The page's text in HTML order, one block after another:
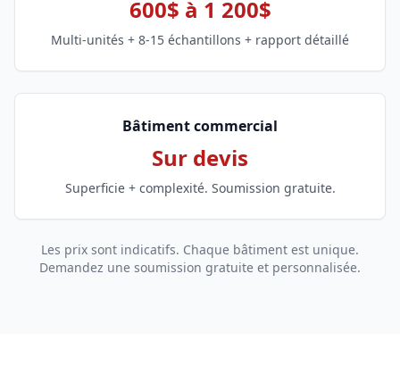
600$ à 1 200$
Multi-unités + 8-15 échantillons + rapport détaillé
Bâtiment commercial
Sur devis
Superficie + complexité. Soumission gratuite.
Les prix sont indicatifs. Chaque bâtiment est unique.
Demandez une soumission gratuite et personnalisée.